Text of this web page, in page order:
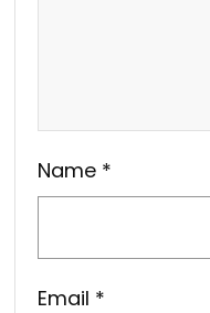
Name *
Email *